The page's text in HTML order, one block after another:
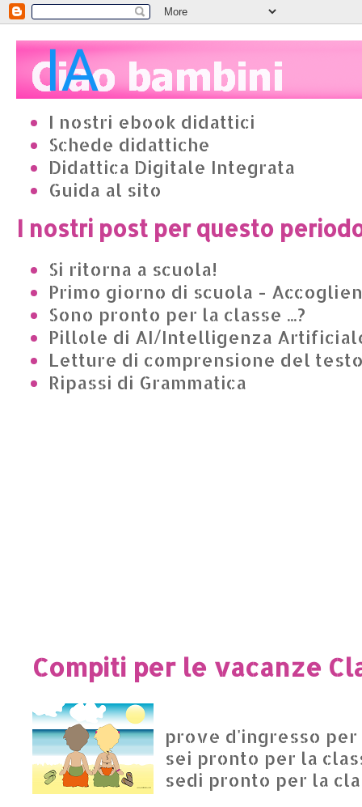
I nostri ebook didattici
Schede didattiche
Didattica Digitale Integrata
Guida al sito
I nostri post per questo
Si ritorna a scuola!
Primo giorno di scuola -
Sono pronto per la classe ...?
Pillole di AI/Intelligenza
Letture di comprensione del
Ripassi di Grammatica
Compiti per le vacanze
prove d'ingresso per
sei pronto per la
sedi pronto per la